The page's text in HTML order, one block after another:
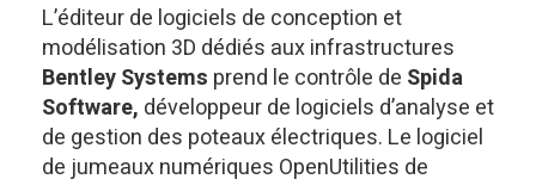
L’éditeur de logiciels de conception et
modélisation 3D dédiés aux infrastructures
Bentley Systems prend le contrôle de Spida
Software, développeur de logiciels d’analyse et
de gestion des poteaux électriques. Le logiciel
de jumeaux numériques OpenUtilities de